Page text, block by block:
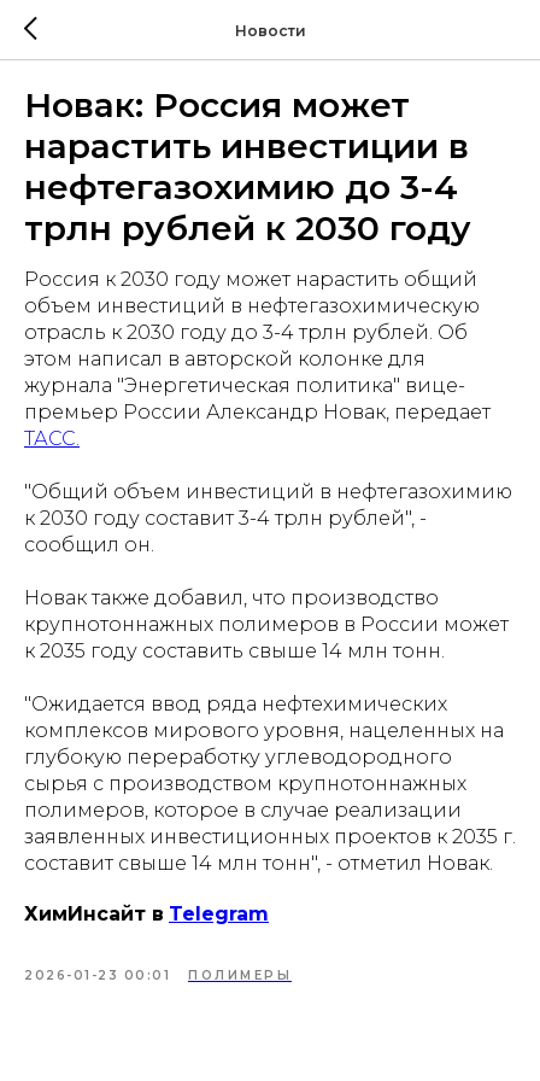
Новости
Новак: Россия может
нарастить инвестиции в
нефтегазохимию до 3-4
трлн рублей к 2030 году
Россия к 2030 году может нарастить общий
объем инвестиций в нефтегазохимическую
отрасль к 2030 году до 3-4 трлн рублей. Об
этом написал в авторской колонке для
журнала "Энергетическая политика" вице-
премьер России Александр Новак, передает
ТАСС.
"Общий объем инвестиций в нефтегазохимию
к 2030 году составит 3-4 трлн рублей", -
сообщил он.
Новак также добавил, что производство
крупнотоннажных полимеров в России может
к 2035 году составить свыше 14 млн тонн.
"Ожидается ввод ряда нефтехимических
комплексов мирового уровня, нацеленных на
глубокую переработку углеводородного
сырья с производством крупнотоннажных
полимеров, которое в случае реализации
заявленных инвестиционных проектов к 2035 г.
составит свыше 14 млн тонн", - отметил Новак.
ХимИнсайт в Telegram
2026-01-23 00:01 ПОЛИМЕРЫ